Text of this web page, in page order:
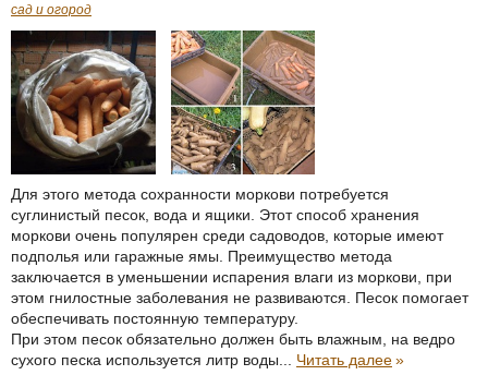
сад и огород
Для этого метода сохранности моркови потребуется
суглинистый песок, вода и ящики. Этот способ хранения
моркови очень популярен среди садоводов, которые имеют
подполья или гаражные ямы. Преимущество метода
заключается в уменьшении испарения влаги из моркови, при
этом гнилостные заболевания не развиваются. Песок помогает
обеспечивать постоянную температуру.
При этом песок обязательно должен быть влажным, на ведро
сухого песка используется литр воды... Читать далее»